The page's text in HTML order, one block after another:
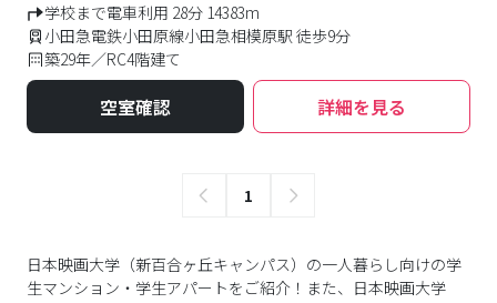
学校まで電車利用 28分 14383m
小田急電鉄小田原線小田急相模原駅 徒歩9分
築29年／RC4階建て
空室確認 詳細を見る
1
日本映画大学（新百合ヶ丘キャンパス）の一人暮らし向けの学
生マンション・学生アパートをご紹介！また、日本映画大学